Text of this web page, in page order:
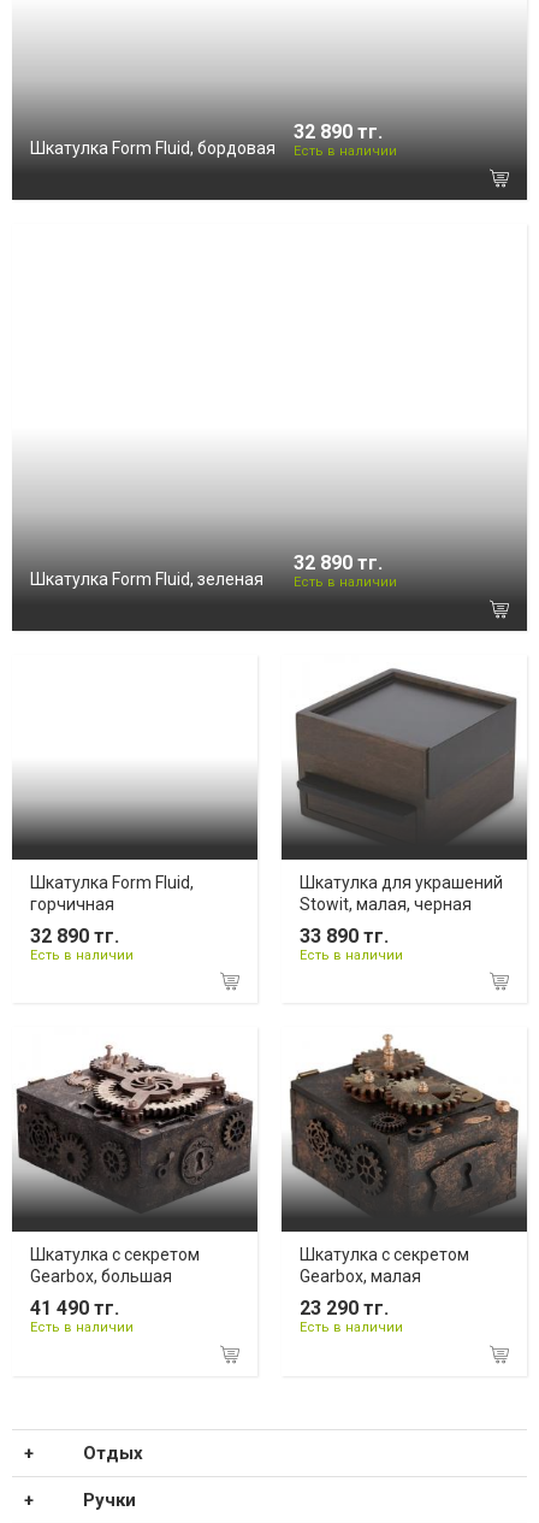
Шкатулка Form Fluid, бордовая
32 890 тг.
Есть в наличии
Шкатулка Form Fluid, зеленая
32 890 тг.
Есть в наличии
Шкатулка Form Fluid,
горчичная
32 890 тг.
Есть в наличии
Шкатулка для украшений
Stowit, малая, черная
33 890 тг.
Есть в наличии
Шкатулка с секретом
Gearbox, большая
41 490 тг.
Есть в наличии
Шкатулка с секретом
Gearbox, малая
23 290 тг.
Есть в наличии
Отдых
Ручки